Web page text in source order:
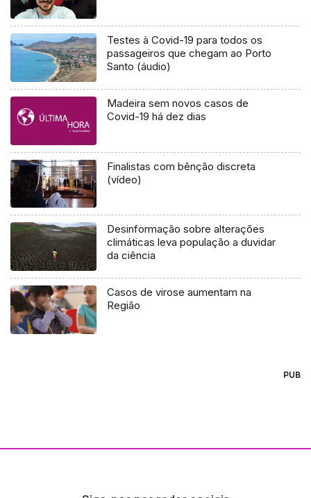
Testes à Covid-19 para todos os
passageiros que chegam ao Porto
Santo (áudio)
Madeira sem novos casos de
Covid-19 há dez dias
Finalistas com bênção discreta
(vídeo)
Desinformação sobre alterações
climáticas leva população a duvidar
da ciência
Casos de virose aumentam na
Região
PUB